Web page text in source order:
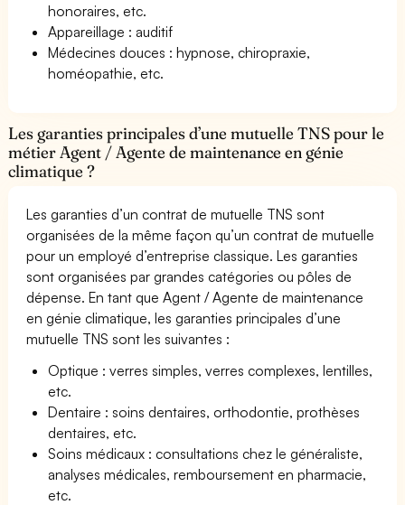
honoraires, etc.
Appareillage : auditif
Médecines douces : hypnose, chiropraxie,
homéopathie, etc.
Les garanties principales d’une mutuelle TNS pour le
métier Agent / Agente de maintenance en génie
climatique ?
Les garanties d’un contrat de mutuelle TNS sont
organisées de la même façon qu’un contrat de mutuelle
pour un employé d’entreprise classique. Les garanties
sont organisées par grandes catégories ou pôles de
dépense. En tant que Agent / Agente de maintenance
en génie climatique, les garanties principales d’une
mutuelle TNS sont les suivantes :
Optique : verres simples, verres complexes, lentilles,
etc.
Dentaire : soins dentaires, orthodontie, prothèses
dentaires, etc.
Soins médicaux : consultations chez le généraliste,
analyses médicales, remboursement en pharmacie,
etc.